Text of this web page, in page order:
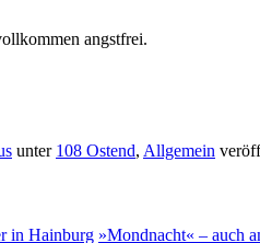
angstfrei.
unter 108 Ostend, Allgemein
in Hainburg »Mondnacht« – auch